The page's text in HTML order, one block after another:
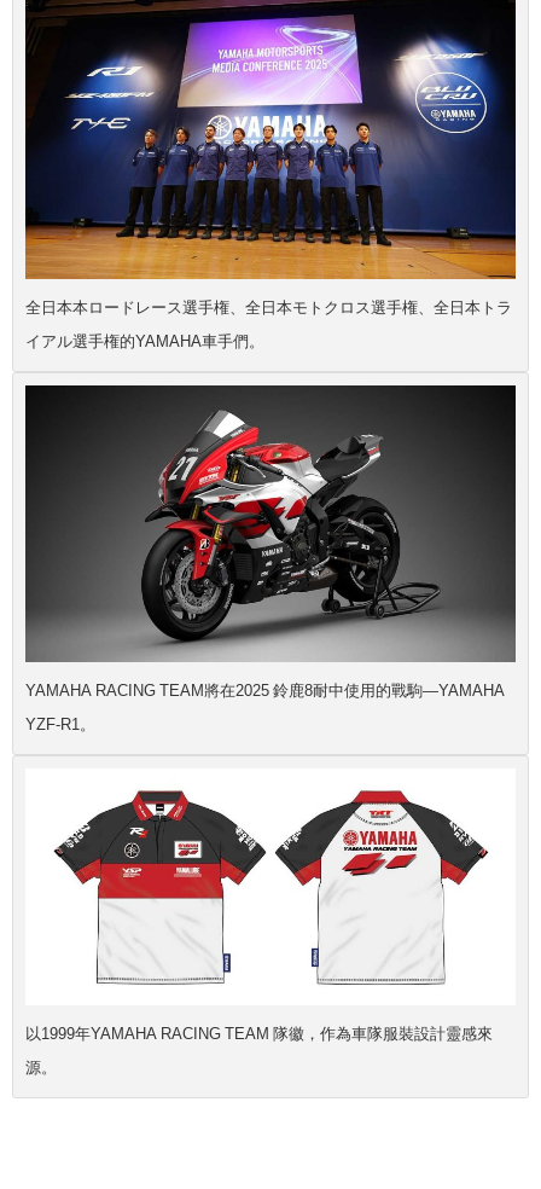
全日本本ロードレース選手権、全日本モトクロス選手権、全日本トラ
イアル選手権的YAMAHA車手們。
YAMAHA RACING TEAM將在2025 鈴鹿8耐中使用的戰駒—YAMAHA
YZF-R1。
以1999年YAMAHA RACING TEAM 隊徽，作為車隊服裝設計靈感來
源。